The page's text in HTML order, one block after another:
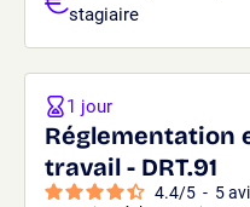
stagiaire
Réglementation
travail - DRT.91
4.4/5 - 5
1 jour